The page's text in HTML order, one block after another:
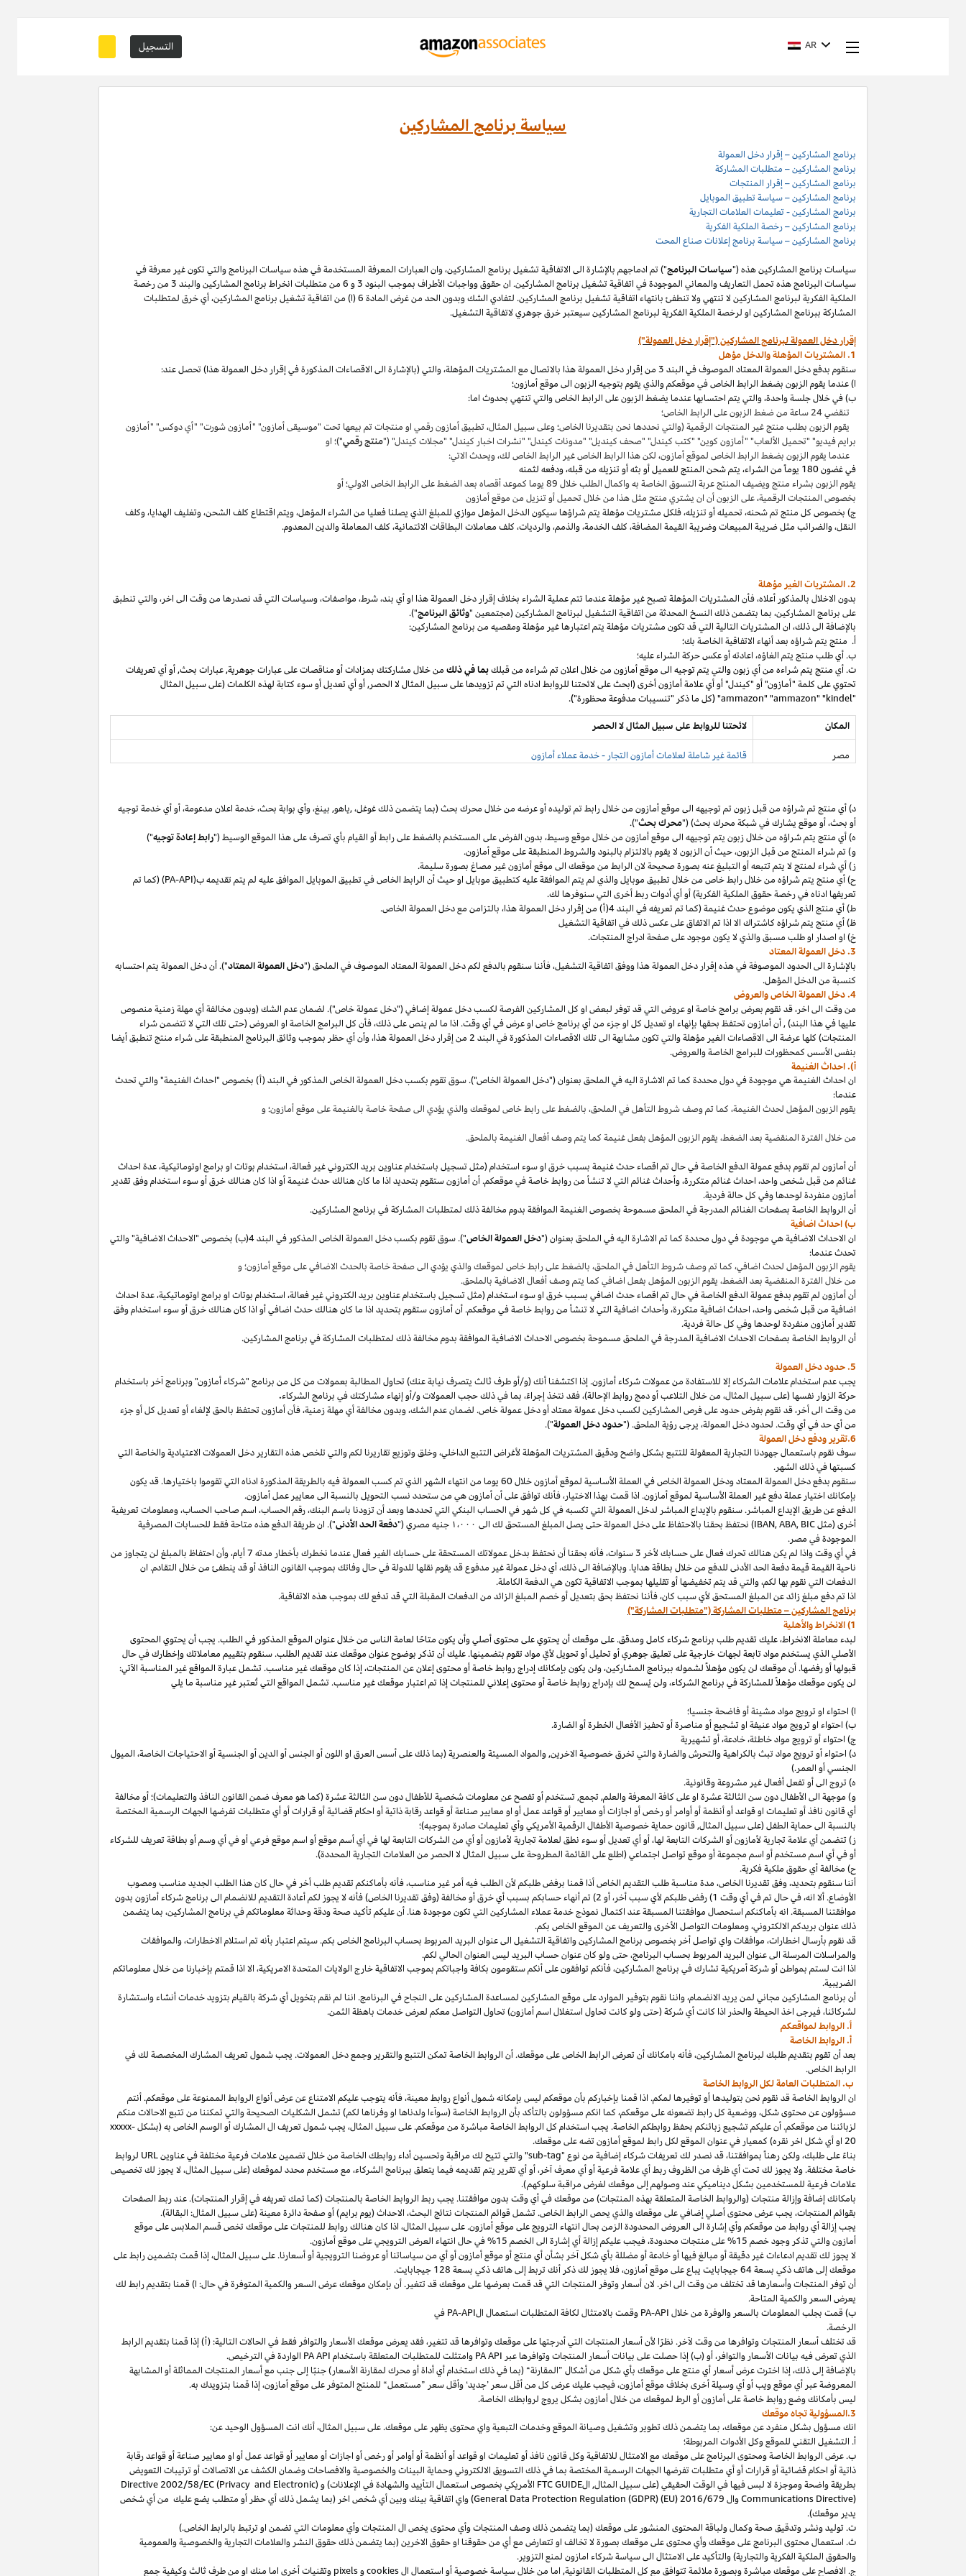
التسجيل AR
سياسة برنامج المشاركين
برنامج المشاركين – إقرار دخل العمولة
برنامج المشاركين – متطلبات المشاركة
برنامج المشاركين – إقرار المنتجات
برنامج المشاركين – سياسة تطبيق الموبايل
برنامج المشاركين - تعليمات العلامات التجارية
برنامج المشاركين – رخصة الملكية الفكرية
برنامج المشاركين – سياسة برنامج إعلانات صناع المحت
سياسات برنامج المشاركين هذه ("سياسات البرنامج") تم ادماجهم بالإشارة الى الاتفاقية تشغيل برنامج المشاركين، وان العبارات المعرفة المستخدمة في هذه سياسات البرنامج والتي تكون غير معرفة في
سياسات البرنامج هذه تحمل التعاريف والمعاني الموجودة في اتفاقية تشغيل برنامج المشاركين. ان حقوق وواجبات الأطراف بموجب البنود 3
و 6
من متطلبات انخراط برنامج المشاركين والبند 3 من رخصة
الملكية الفكرية لبرنامج المشاركين لا تنتهي ولا تنطفئ بانتهاء اتفاقية تشغيل برنامج المشاركين. لتفادي الشك وبدون الحد من غرض المادة 6 (ا) من اتفاقية تشغيل برنامج المشاركين، أي خرق لمتطلبات
المشاركة ببرنامج المشاركين او لرخصة الملكية الفكرية لبرنامج المشاركين سيعتبر خرق جوهري لاتفاقية التشغيل.
إقرار دخل العمولة لبرنامج المشاركين ("إقرار دخل العمولة")
1. المشتريات المؤهلة والدخل مؤهل
سنقوم بدفع دخل العمولة المعتاد الموصوف في البند 3 من إقرار دخل العمولة هذا بالاتصال مع المشتريات المؤهلة
،والتي (بالإشارة الى الاقصاءات المذكورة في إقرار دخل العمولة هذا) تحصل عند:
ا) عندما يقوم الزبون بضغط الرابط الخاص في موقعكم والذي يقوم بتوجيه الزبون الى موقع أمازون؛
ب) في خلال جلسة واحدة،والتي يتم احتسابها عندما يضغط الزبون على الرابط الخاص والتي تنتهي بحدوث اما:
تنقضي 24 ساعة من ضغط الزبون على الرابط الخاص؛
يقوم الزبون بطلب منتج غير المنتجات الرقمية (والتي نحددها نحن بتقديرنا الخاص؛وعلى سبيل المثال، تطبيق أمازون رقمي او منتجات تم بيعها تحت "موسيقى أمازون" "أمازون شورت" "أي دوكس" "أمازون
برايم فيديو" "تحميل الألعاب" "أمازون كوين" "كتب كيندل" "صحف كينديل" "مدونات كيندل" "نشرات اخبار كيندل" "مجلات كيندل" ("منتج رقمي")؛ او
عندما يقوم الزبون بضغط الرابط الخاص لموقع أمازون، لكن هذا الرابط الخاص غير الرابط الخاص لك،ويحدث الاتي:
في غضون180 يوماً من الشراء، يتم شحن المنتج للعميل أو بثه أو تنزيله من قبله، ودفعه لثمنه
يقوم الزبون بشراء منتج ويضيف المنتج عربة التسوق الخاصة به واكمال الطلب خلال 89 يوما كموعد أقصاه بعد الضغط على الرابط الخاص الاولي؛ أو
بخصوص المنتجات الرقمية،على الزبون أن ان يشتري منتج مثل هذا من خلال تحميل أو تنزيل من موقع أمازون
ج) بخصوص كل منتج تم شحنه، تحميله أو تنزيله،فلكل مشتريات مؤهلة يتمشراؤهاسيكون الدخل المؤهل موازي للمبلغ الذي يصلنا فعليا من الشراء المؤهل،ويتم اقتطاع كلف الشحن،وتغليف الهدايا،وكلف
النقل،والضرائب مثل ضريبة المبيعات وضريبة القيمة المضافة، كلف الخدمة،والذمم،والرديات، كلف معاملات البطاقات الائتمانية، كلف المعاملة والدين المعدوم.
2. المشتريات
الغير مؤهلة
بدون الاخلال بالمذكور أعلاه،فأن المشتريات المؤهلة تصبح غير مؤهلة عندما تتم عملية الشراء بخلاف إقرار دخل العمولة هذا او أي بند،شرط، مواصفات،وسياسات التي قد نصدرها من وقت الى اخر،والتي تنطبق
على برنامج المشاركين، بما بتضمن ذلك النسخ المحدثة من اتفاقية التشغيل لبرنامج المشاركين (مجتمعين "وثائق البرنامج").
بالإضافة الى ذلك، ان المشتريات التالية التي قد تكون مشتريات مؤهلة يتم اعتبارها غير مؤهلة ومقصيه من برنامج المشاركين:
أ. منتج يتمشراؤه بعد أنهاء الاتفاقية الخاصة بك؛
ب. أي طلب منتج يتم الغاؤه، اعادته أو عكس حركة الشراء عليه؛
ت. أي منتج يتم شراءه من أي زبون والتي يتم توجيه الى موقع أمازون من خلال اعلان تم شراءه من قبلكبما في ذلك من خلال مشاركتك بمزادات أو مناقصات على عبارات جوهرية, عبارات بحث, أو أي تعريفات
تحتوي على كلمة "أمازون" أو "كيندل" أو أي علامة أمازون أخرى (ابحث على لائحتنا للروابط ادناه التي تم تزويدها على سبيل المثال لا الحصر, أو أي تعديل أو سوء كتابة لهذه الكلمات (على سبيل المثال
"ammazon" "ammazon" "kindel" (كل ما ذكر "تنسيبات مدفوعة محظورة").
المكان
لائحتنا للروابط على سبيل المثال لا الحصر
مصر قائمة غير شاملة لعلامات أمازون التجار - خدمة عملاء أمازون
د) أي منتج تمشراؤه من قبل زبون تم توجيهه الى موقع أمازون من خلال رابط تم توليده أو عرضه من خلال محرك بحث (بما يتضمن ذلكغوغل،,ياهو, بينغ،وأي بوابة بحث،خدمة اعلان مدعومة،أوأي خدمة توجيه
أو بحث،أو موقع يشارك في شبكة محرك بحث) ("محرك بحث").
ه) أي منتج يتمشراؤه من خلال زبون يتم توجيهه الى موقع أمازون من خلال موقعوسيط، بدون الفرض على المستخدم بالضغط على رابط أو القيام بأي تصرف على هذا الموقع الوسيط ("رابط إعادة توجيه")
و) تم شراء المنتج من قبل الزبون،حيثأن الزبون لا يقوم بالالتزام بالبنودوالشروط المنطبقةعلى موقع أمازون.
ز) أي شراء لمنتج لا يتم تتبعه أو التبليغ عنه بصورة صحيحة لان الرابط من موقعك الى موقع أمازون غير مصاغ بصورة سليمة.
ح) أي منتج يتمشراؤه من خلال رابط خاص من خلال تطبيق موبايلوالذي لم يتم الموافقة عليه كتطبيق موبايل او حيثأن الرابط الخاص في تطبيق الموبايل الموافقعليه لم يتم تقديمه ب(PA-API) (كما تم
تعريفها ادناه في رخصة حقوق الملكية الفكرية) أو أي أدوات ربط أخرى التي سنوفرها لك.
ط) أي منتج الذي يكون موضوع حدث غنيمة (كما تم تعريفه في البند 4(أ) من إقرار دخل العمولة
هذا، بالتزامن مع دخل العمولة الخاص.
ظ) أي منتج يتمشراؤه كاشتراك الا اذا تم الاتفاق على عكس ذلك في اتفاقية التشغيل
خ) او اصدار او طلب مسبق والذي لا يكون موجود على صفحة ادراج المنتجات.
3. دخل العمولة المعتاد
بالإشارة الى الحدود الموصوفة في هذه إقرار دخل العمولة هذا ووفق اتفاقية التشغيل،فأننا سنقوم بالدفع لكم دخل العمولة المعتاد الموصوف في الملحق ("دخل العمولة المعتاد"). أن دخل العمولة يتم احتسابه
كنسبة من الدخل المؤهل.
4. دخل العمولة الخاص والعروض
من وقت الى اخر،قد نقوم بعرض برامج خاصة او عروض التي قد توفر لبعض او كل المشاركين الفرصة لكسب دخل عمولة إضافي ("دخل عمولة خاص"). لضمان عدم الشك (وبدون مخالفة أي مهلة زمنية منصوص
عليها في هذا البند)
,أن أمازون تحتفظ بحقها بإنهاء او تعديل كل او جزء من أي برنامج خاص او عرض في أي وقت. اذا ما لم ينص علىذلك،فأن كل البرامج الخاصة او العروض (حتى تلك التي لا تتضمن شراء
المنتجات) كلها عرضة الى الاقصاءات الغير مؤهلةوالتي تكون مشابهة الى تلك الاقصاءات المذكورة في البند 2 من إقرار دخل العمولةهذا،وأن أي حظر بموجب وثائق البرنامج المنطبقة على شراء منتج تنطبق أيضا
بنفس الأسس كمحظورات للبرامج الخاصة والعروض.
أ). احداث الغنيمة
ان احداث الغنيمة هي موجودة في دول محددة كما تم الاشارة اليه في الملحق بعنوان ("دخل العمولة الخاص"). سوق تقوم بكسب دخل العمولة الخاص المذكور في البند (أ) بخصوص "احداث الغنيمة" والتي تحدث
عندما:
يقوم الزبون المؤهل لحدث الغنيمة، كما تم وصف شروط التأهل في الملحق، بالضغط على رابط خاص لموقعك والذي يؤدي الى صفحة خاصة بالغنيمة على موقع أمازون؛ و
من خلال الفترة المنقضية بعد الضغط، يقوم الزبون المؤهل بفعل غنيمة كما يتم وصف أفعال الغنيمة بالملحق.
أن أمازون لم تقوم بدفع عمولة الدفع الخاصة في حال تم اقصاء حدث غنيمة بسبب خرق او سوء استخدام (مثل تسجيل باستخدام عناوين بريد الكتروني غير فعالة، استخدام بوتات او برامج اوتوماتيكية،عدة احداث
غنائم من قبل شخصواحد، احداث غنائم متكررة،وأحداث غنائم التي لا تنشأ من روابط خاصة في موقعكم. أن أمازون ستقوم بتحديد اذا ما كان هنالك حدث غنيمة أو اذا كان هنالك خرق أو سوء استخدام وفق تقدير
أمازون منفردة لوحدها وفي كل حالة فردية.
أن الروابط الخاصة بصفحات الغنائم المدرجة في الملحق مسموحة بخصوص الغنيمة الموافقة بدوم مخالفة ذلك لمتطلبات المشاركة في برنامج المشاركين.
ب) احداث اضافية
ان الاحداث الاضافية هي موجودة في دول محددة كما تم الاشارة اليه في الملحق بعنوان ("دخل العمولة الخاص
"). سوق تقوم بكسب دخل العمولة الخاص المذكور في البند 4(ب) بخصوص "الاحداث الاضافية" والتي
تحدث عندما:
يقوم الزبون المؤهل لحدث اضافي، كما تم وصف شروط التأهل في الملحق، بالضغط على رابط خاص لموقعك والذي يؤدي الى صفحة خاصة بالحدث الاضافي على موقع أمازون؛ و
من خلال الفترة المنقضية بعد الضغط، يقوم الزبون المؤهل بفعل اضافي كما يتم وصف أفعال الاضافية بالملحق.
أن أمازون لم تقوم بدفع عمولة الدفع الخاصة في حال تم اقصاء حدث اضافي بسبب خرق او سوء استخدام (مثل تسجيل باستخدام عناوين بريد الكتروني غيرفعالة، استخدام بوتات او برامج اوتوماتيكية،عدة احداث
اضافية من قبل شخصواحد، احداث اضافية متكررة،وأحداث اضافية التي لا تنشأ من روابط خاصة في موقعكم. أن أمازون ستقوم بتحديد اذا ما كان هنالك حدث اضافي أو اذا كان هنالك خرق أو سوء استخدام وفق
تقدير أمازون منفردة لوحدها وفي كل حالة فردية.
أن الروابط الخاصة بصفحات الاحداث الاضافية المدرجة في الملحق مسموحة بخصوص الاحداث الاضافية الموافقة بدوم مخالفة ذلك لمتطلبات المشاركة في برنامج المشاركين.
5. حدود دخل العمولة
يجب عدم استخدام علامات الشركاء إلا للاستفادة من عمولات شركاء أمازون. إذا اكتشفنا أنك (و/أو طرف ثالث يتصرف نيابة عنك) تحاول المطالبة بعمولات من كل من برنامج "شركاء أمازون" وبرنامج آخر باستخدام
حركة الزوار نفسها (على سبيل المثال، من خلال التلاعب أو دمج روابط الإحالة)، فقد نتخذ إجراءً، بما في ذلك حجب العمولات و/أو إنهاء مشاركتك في برنامج الشركاء.
من وقت الىأخر،قد نقوم بفرض حدود على فرص المشاركين لكسب دخل عمولة معتاد أو دخل عمولة خاص. لضمان عدم الشك،وبدون مخالفة أي مهلةزمنية،فأن أمازون تحتفظ بالحق لإلغاء أو تعديل كل أو جزء
من أي حد في أي وقت. لحدود دخل العمولة، يرجى رؤية الملحق. ("حدود دخل العمولة").
6.تقرير ودفع دخل العمولة
سوف نقوم باستعمال جهودنا التجارية المعقولة للتتبع بشكل واضح ودقيق المشتريات المؤهلة لأغراض التتبع الداخلي،وخلق وتوزيع تقاريرنا لكم والتي تلخص هذه التقارير دخل العمولات الاعتيادية والخاصة التي
كسبتها في ذلك الشهر.
سنقوم بدفع دخل العمولة المعتاد ودخل العمولة الخاص في العملة الأساسية لموقع أمازون خلال 60 يوما من انتهاء الشهر الذي تم كسب العمولة فيه بالطريقة المذكورة ادناه التي تقوموا باختيارها. قد يكون
بإمكانك اختيار عملة دفع غير العملة الأساسية لموقع أمازون. اذا قمت بهذا الاختيار،فأنك توافق على أن أمازون هي من ستحدد نسب التحويل بالنسبة الى معايير عمل أمازون.
الدفع عن طريق الإيداع المباشر. سنقوم بالإيداع المباشر لدخل العمولة التي تكسبه في كل شهر في الحساب البنكي التي تحددها وبعد أن تزودنا باسم البنك،رقم الحساب، اسم صاحب الحساب،ومعلومات تعريفية
أخرى (مثل
IBAN,ABA, BIC ) نحتفظ بحقنا بالاحتفاظ على دخل العمولة حتى يصل المبلغ المستحق لك الى ١٬٠٠٠ جنيه مصري("دفعة الحد الأدنى")
. انطريقة الدفعهذه متاحةفقط للحسابات المصرفية
الموجودةفي مصر.
في أي وقتواذا لم يكن هنالك تحرك فعال على حسابك لأخر 3 سنوات،فأنه بحقنا أن نحتفظ بدخل عمولاتك المستحقة على حسابك الغير فعالعندما نخطرك بأخطار مدته 7 أيام،وأن احتفاظ بالمبلغ لن يتجاوز من
ناحية القيمة قيمة دفعة الحد الأدنى للدفع من خلال بطاقة هدايا. وبالإضافة الىذلك،أي دخل عمولة غير مدفوع قد يقوم نقلها للدولة في حال وفاتك بموجب القانون النافذ أو قد ينطفئ من خلال التقادم. ان
الدفعات التي نقوم بها لكم،والتي قد يتم تخفيضها أو تقليلها بموجب الاتفاقية تكون هي الدفعة الكاملة.
اذا تم دفع مبلغ زائد عن المبلغ المستحق لأي سبب كان،فأننا نحتفظ بحق بتعديل أو خصم المبلغ الزائد من الدفعات المقبلة التي قد تدفع لك بموجب هذه الاتفاقية.
برنامج المشاركين – متطلبات المشاركة ("متطلبات المشاركة")
1) الانخراط والأهلية
لبدء معاملة الانخراط، عليك تقديم طلب برنامج شركاء كامل ومدقق. على موقعك أن يحتوي على محتوى أصلي وأن يكون متاحًا لعامة الناس من خلال عنوان الموقع المذكور في الطلب. يجب أن يحتوي المحتوى
الأصلي الذي يستخدم مواد تابعة لجهات خارجية على تعليق جوهري أو تحليل أو تحويل لأيّ مواد تقوم بتضمينها. عليك أن تذكر بوضوح عنوان موقعك عند تقديم الطلب. سنقوم بتقييم معاملاتك وإخطارك في حال
قبولها أو رفضها. أن موقعك لن يكون مؤهلاً لشموله ببرنامج المشاركين، ولن يكون بإمكانك إدراج روابط خاصة أو محتوى إعلان عن المنتجات، إذا كان موقعك غير مناسب. تشمل عبارة المواقع غير المناسبة الآتي:
لن يكون موقعك مؤهلاً للمشاركة في برنامج الشركاء، ولن يُسمح لك بإدراج روابط خاصة أو محتوى إعلاني للمنتجات إذا تم اعتبار موقعك غير مناسب. تشمل المواقع التي تُعتبر غير مناسبة ما يلي
ا) احتواء او ترويج مواد مشينة أو فاضحة جنسيا؛
ب) احتواء او ترويج موادعنيفة او تشجيع أو مناصرة أو تحفيز الأفعال الخطرة أو الضارة.
ج) احتواء أو ترويج موادخاطئة،خادعة،أو تشهيرية
د) احتواء أو ترويج مواد تبث بالكراهية والتحرش والضارة والتي تخرق خصوصية الاخرين,والمواد المسيئة والعنصرية (بما ذلك على أسس العرق او اللون أو الجنس أو الدين أو الجنسية أو الاحتياجات الخاصة، الميول
الجنسي أو العمر.)
ه) تروج الى أو تفعل أفعال غير مشروعة وقانونية.
و) موجهة الى الأطفال دون سن الثالثة عشرة او على كافة المعرفة والعلم, تجمع, تستخدم أو تفصح عن معلومات شخصية للأطفال دون سن الثالثة عشرة (كما هو معرف ضمن القانون النافذ والتعليمات)؛ أو مخالفة
أي قانون نافذ أو تعليمات او قواعد أو أنظمة أو أوامر أو رخص أو اجازات أو معايير أو قواعد عمل أو او معايير صناعة أو قواعد رقابة ذاتية أو احكام قضائية أو قرارات أو أي متطلبات تفرضها الجهات الرسمية المختصة
بالنسبة الى حماية الطفل (على سبيل المثال, قانون حماية خصوصية الأطفال الرقمية الأمريكي وأي تعليمات صادرة بموجبه)؛
ز) تتضمن أي علامة تجارية لأمازون أو الشركات التابعة لها،أو أي تعديل أو سوء نطق لعلامة تجارية لأمازون أو أي من الشركات التابعة لها في أي أسم موقع أو اسم موقع فرعي أو في أي وسم أو بطاقة تعريف للشركاء
أو في أي اسم مستخدم أو اسم مجموعة أو موقع تواصل اجتماعي (اطلع على القائمة المطروحة على سبيل المثال لا الحصر من العلامات التجارية المحددة).
ح) مخالفة أي حقوق ملكية فكرية.
أننا سنقوم بتحديد،وفق تقديرنا الخاص، مدة مناسبة طلب التقديم الخاص أذا قمنا برفض طلبكم لأن الطلب فيه أمر غير مناسب،فأنه بأماكنكم تقديم طلب أخر في حال كان هذا الطلب الجديد مناسب ومصوب
الأوضاع. ألا انه،في حال تم في أي وقت 1) رفض طلبكم لأي سبب أخر،أو 2) تم أنهاء حسابكم بسبب أي خرق أو مخالفة (وفق تقديرنا الخاص)فأنه لا يجوز لكم أعادة التقديم للانضمام الى برنامج شركاء أمازون بدون
موافقتنا المسبقة. انه بأماكنكم استحصال موافقتنا المسبقة عند اكتمال نموذج خدمة عملاء المشاركين التي تكون موجودة هنا. أن عليكم تأكيد صحة ودقة وحداثة معلوماتكم في برنامج المشاركين، بما يتضمن
ذلك عنوان بريدكم الالكتروني،ومعلومات التواصل الأخرى والتعريف عن الموقع الخاص بكم.
قد نقوم بأرسال اخطارات، موافقات واي تواصل أخر بخصوص برنامج المشاركين واتفاقية التشغيل الى عنوان البريد المربوط بحساب البرنامج الخاص بكم. سيتم اعتبار بأنه تم استلام الاخطارات،والموافقات
والمراسلات المرسلة الى عنوان البريد المربوط بحساب البرنامج،حتى ولو كان عنوان حساب البريد ليس العنوان الحالي لكم.
اذا انت لستم بمواطن أو شركة أمريكية تشارك في برنامج المشاركين،فأنكم توافقون على أنكم ستقومون بكافة واجباتكم بموجب الاتفاقيةخارج الولايات المتحدة الامريكية، الا اذا قمتم بإخبارنا من خلال معلوماتكم
الضريبية.
أن برنامج المشاركين مجاني لمن يريد الانضمام،واننا نقوم بتوفير الموارد على موقع المشاركين لمساعدة المشاركين على النجاح في البرنامج. اننا لم نقم بتخويل أي شركة بالقيام بتزويد خدمات أنشاء واستشارة
لشركائنا،فيرجى اخذ الحيطة والحذر اذا كانت أي شركة (حتى ولو كانت تحاول استغلال اسم أمازون) تحاول التواصل معكم لعرض خدمات باهظة الثمن.
أ. الروابط لمواقعكم
أ. الروابط الخاصة
بعد أن تقوم بتقديم طلبك لبرنامج المشاركين،فأنه بامكانكأن تعرض الرابط الخاص على موقعك. أن الروابط الخاصة تمكن التتبع والتقرير وجمع دخل العمولات. يجب شمول تعريف المشارك المخصصة لك في
الرابط الخاص.
ب. المتطلبات العامة لكل الروابط الخاصة
ان الروابط الخاصة قد نقوم نحن بتوليدها أو توفيرها لمكم. اذا قمنا بإخباركم بأن موقعكم ليس بإمكانه شمول أنواع روابط معينة،فأنه يتوجب عليكم الامتناع عن عرض أنواع الروابط الممنوعة على موقعكم. أنتم
مسؤولون عن محتوىشكل،ووضعية كل رابط تضعونه على موقعكم، كما انكم مسؤولون بالتأكد بأن الروابط الخاصة (سوآءا ولدناها او وفرناها لكم) تشمل الشكليات الصحيحة والتي تمكننا من تتبع الاحالات منكم
لزبائننا من موقعكم. أن عليكم تشجيع زبائنكم بحفظ روابطكم الخاصة. يجب استخدام كل الروابط الخاصة مباشرة من موقعكم. على سبيل المثال، يجب شمول تعريف ال المشارك أو الوسم الخاص به (بشكلxxxxx-
20 او أي شكل اخر نقره) كمعيار في عنوان الموقع لكل رابط لموقع أمازون تضه على موقعك.
بناءً على طلبك، ولكن رهناً بموافقتنا، قد نصدر لك تعريفات شركاء إضافية من نوع "sub-tag" والتي تتيح لك مراقبة وتحسين أداء روابطك الخاصة من خلال تضمين علامات فرعية مختلفة في عناوينURL لروابط
خاصة مختلفة. ولا يجوز لك تحت أي ظرف من الظروف ربط أي علامة فرعية أو أي معرف آخر، أو أي تقرير يتم تقديمه فيما يتعلق ببرنامج الشركاء، مع مستخدم محدد لموقعك (على سبيل المثال، لا يجوز لك تخصيص
علامات فرعية للمستخدمين بشكل ديناميكي عند وصولهم إلى موقعك لغرض مراقبة سلوكهم).
بامكانك إضافة وإزالة منتجات (والروابط الخاصة المتعلقة بهذه المنتجات) من موقعك في أي وقت بدون موافقتنا. يجب ربط الروابط الخاصة بالمنتجات (كما تمك تعريفه في إقرار المنتجات). عند ربط الصفحات
بقوائم المنتجات، يجب عرض محتوىأصلي إضافي على موقعك والذي يحص الرابط الخاص. تشمل قوائم المنتجات نتائج البحث، الاحداث (يوم برايم) أو صفحة دائرة معينة (على سبيل المثال: البقالة).
يجب إزالة أي روابط من موقعكم وأي إشارة الى العروض المحدودة الزمن بحال انتهاء الترويج على موقع أمازون. على سبيل المثال، اذا كان هنالك روابط للمنتجات على موقعك تخص قسم الملابس على موقع
أمازون والتي تذكر وجود خصم 15% على منتجات محدودة،فيجب عليكم إزالة أي إشارة الى الخصم 15% في حال انتهاء العرض الترويجي على موقع أمازون.
لا يجوز لك تقديم ادعاءاتغيردقيقةأو مبالغفيهاأوخادعةأو مضللة بأيشكلآخر بشأنأي منتجأو موقعأمازونأوأي منسياساتناأوعروضنا الترويجيةأوأسعارنا.علىسبيل المثال،إذا قمت بتضمينرابطعلى
موقعكإلىهاتفذكي بسعة جيجابايت يباععلى موقعأمازون،فلا يجوز لكذكرأنك تربطإلىهاتفذكي بسعة جيجابايت.
أن توفر المنتجات وأسعارها قد تختلف من وقت الى اخر. لان أسعار وتوفر المنتجات التي قد قمت بعرضها على موقعك قد تتغير. أن بإمكان موقعك عرض السعر والكمية المتوفرة في حال: ا) قمنا بتقديم رابط لك
يعرض السعر والكمية المتاحة.
ب) قمت بجلب المعلومات بالسعر والوفرة من خلال PA-API وقمت بالامتثال لكافة المتطلبات استعمال ال PA-API
في
الرخصة.
قد تختلف أسعار المنتجات وتوافرها من وقت لآخر. نظرًا لأن أسعار المنتجات التي أدرجتها على موقعك وتوافرها قد تتغير، فقد يعرض موقعك الأسعار والتوافر فقط في الحالات التالية: (أ) إذا قمنا بتقديم الرابط
الذي تعرض فيه بيانات الأسعار والتوافر، أو (ب) إذا حصلت على بيانات أسعار المنتجات وتوافرها عبر
وامتثلت للمتطلبات المتعلقة باستخدام الواردة في الترخيص.
بالإضافة إلىذلك، إذا اخترتعرضأسعار أي منتجعلى موقعك بأيشكل منأشكال ”المقارنة“
(بمافيذلك استخدامأيأداةأو محرك لمقارنة الأسعار)جنبًا إلىجنب معأسعار المنتجات المماثلةأو المشابهة
المعروضةعبر أي موقعويبأوأيوسيلةأخرى بخلاف موقعأمازون،فيجبعليكعرض كل منأقلسعر ’جديد‘ وأقلسعر ”مستعمل“ للمنتج المتوفر على موقعأمازون، إذا قمنا بتزويدك به.
ليس بأمكانكوضع روابط خاصة على أمازون أو الرط لموقعك من خلال أمازون بشكل يروج لروابطك الخاصة.
3.المسؤولية تجاه موقعك
انك مسؤول بشكل منفرد عن موقعك، بما يتضمن ذلك تطويروتشغيلوصيانة الموقع وخدمات التبعية واي محتوى يظهر على موقعك. على سبيل المثال،أنك انت المسؤول الوحيد عن:
أ. التشغيل التقني للموقع وكل الأدوات المربوطة؛
ب. عرض الروابط الخاصة ومحتوى البرنامج على موقعك مع الامتثال للاتفاقية وكل قانون نافذ أو تعليمات او قواعد أو أنظمة أو أوامر أو رخص أو اجازات أو معايير أو قواعد عمل أو او معايير صناعة أو قواعد رقابة
ذاتية أو احكام قضائية أو قرارات أو أي متطلبات تفرضها الجهات الرسمية المختصة بما في ذلك التسويق الالكتروني وحماية البينات والخصوصيةوالافصاحاتوضمان الكشف عن الاتصالات أو ترتيبات التعويض
بطريقة واضحة وموجزة لا لبس فيها في الوقت الحقيقي(على سبيل المثال, الFTC GUIDE الأمريكي بخصوص استعمال التأييد والشهادة في الإعلانات) و (Directive 2002/58/EC (Privacy and Electronic
Communications Directive) وال General Data Protection Regulation (GDPR) (EU) 2016/679) واي اتفاقية بينك وبين أي شخص اخر (بما يشمل ذلك أي حظر أو متطلب يضع عليك من أي شخص
يدير موقعك).
ت. توليد ونشر وتدقيق صحة وكمال ولباقة المحتوى المنشور على موقعك (بما يتضمن ذلك وصف المنتجات وأي محتوى يخص ال المنتجات وأي معلومات التي تضمن او ترتبط بالرابط الخاص.)
ث. استعمال محتوى البرنامج على موقعك وأي محتوى على موقعك بصورة لا تخالف او تتعارض مع أي من حقوقنا او حقوق الاخرين (بما يتضمن ذلك حقوق النشر والعلامات التجارية والخصوصية والعمومية
والحقوق الملكية الفكرية والتجارية) والتأكيد على الامتثال الى سياسة شركاء امازون لمنع التزوير.
ج. الافصاح على موقعك مباشرة وبصورة ملائمة تتوافق مع كل المتطلبات القانونية, اما من خلال سياسة خصوصية أو استعمال الcookiesوpixels وتقنيات أخرى اما منك او من طرف ثالث وكيفية جمع